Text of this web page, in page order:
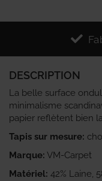
DESCRIPTION
La belle surface
minimalisme
papier reflètent bien
Tapis sur mesure:
Marque: VM-Carpet
Matériel: 42% Laine,